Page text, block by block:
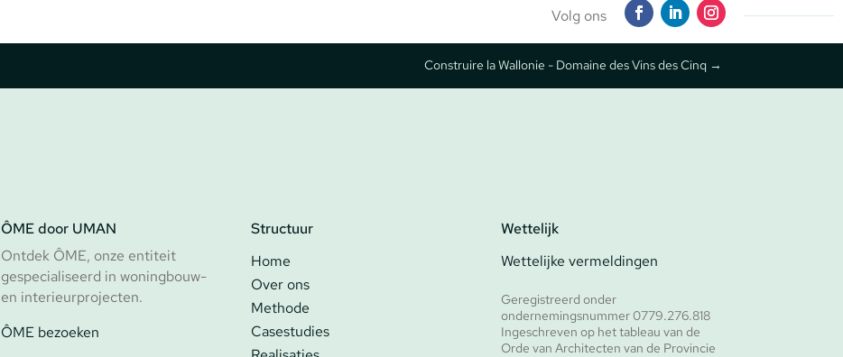
Volg ons
Construire la Wallonie - Domaine des Vins des Cinq →
ÔME door UMAN
Ontdek ÔME, onze entiteit
gespecialiseerd in woningbouw-
en interieurprojecten.
ÔME bezoeken
Structuur
Home
Over ons
Methode
Casestudies
Wettelijk
Wettelijke vermeldingen
Geregistreerd onder
ondernemingsnummer 0779.276.818
Ingeschreven op het tableau van de
Orde van Architecten van de Provincie